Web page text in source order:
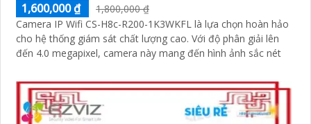
1,600,000 ₫
1,800,000 ₫
Camera IP Wifi CS-H8c-R200-1K3WKFL là lựa chọn hoàn hảo
cho hệ thống giám sát chất lượng cao. Với độ phân giải lên
đến 4.0 megapixel, camera này mang đến hình ảnh sắc nét